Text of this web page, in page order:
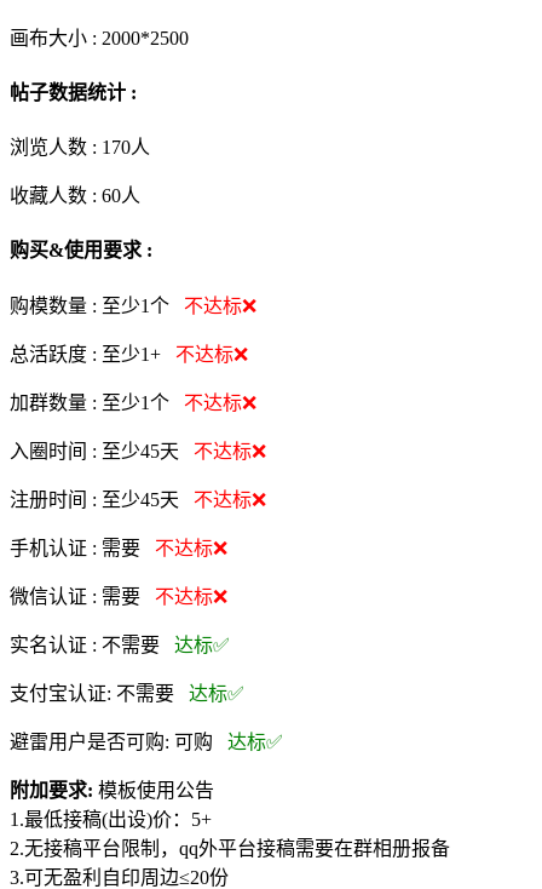
画布大小 : 2000*2500
帖子数据统计 :
浏览人数 : 170人
收藏人数 : 60人
购买&使用要求 :
购模数量 : 至少1个 不达标❌
总活跃度 : 至少1+ 不达标❌
加群数量 : 至少1个 不达标❌
入圈时间 : 至少45天 不达标❌
注册时间 : 至少45天 不达标❌
手机认证 : 需要 不达标❌
微信认证 : 需要 不达标❌
实名认证 : 不需要 达标✅
支付宝认证: 不需要 达标✅
避雷用户是否可购: 可购 达标✅
附加要求: 模板使用公告
1.最低接稿(出设)价：5+
2.无接稿平台限制，qq外平台接稿需要在群相册报备
3.可无盈利自印周边≤20份